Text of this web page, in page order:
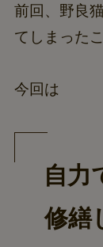
前回、野良
てしまった
今回は
自力
修繕